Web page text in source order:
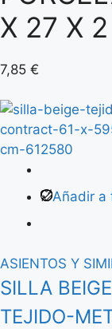
X 27 X
7,85 €
Añadir a
ASIENTOS Y
SILLA BEIGE
TEJIDO-